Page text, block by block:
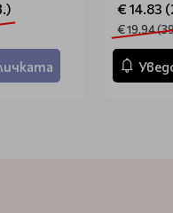
€ 14.83
€ 19.94